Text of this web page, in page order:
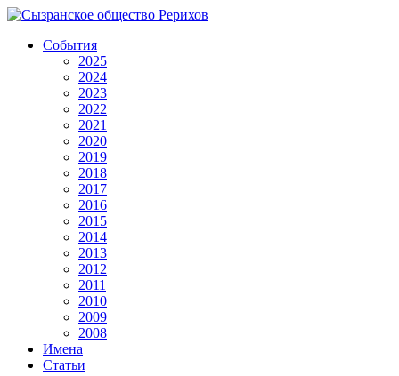
События
2025
2024
2023
2022
2021
2020
2019
2018
2017
2016
2015
2014
2013
2012
2011
2010
2009
2008
Имена
Статьи